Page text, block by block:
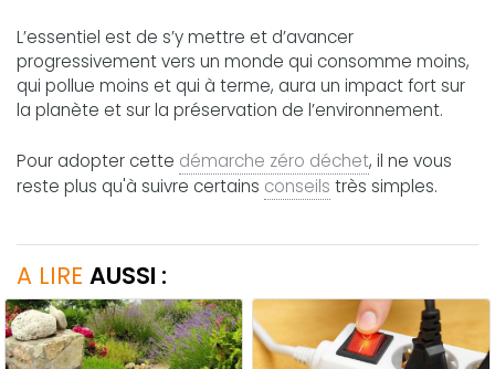
L’essentiel est de s’y mettre et d’avancer
progressivement vers un monde qui consomme moins,
qui pollue moins et qui à terme, aura un impact fort sur
la planète et sur la préservation de l’environnement.
Pour adopter cette démarche zéro déchet, il ne vous
reste plus qu'à suivre certains conseils très simples.
A LIRE AUSSI :